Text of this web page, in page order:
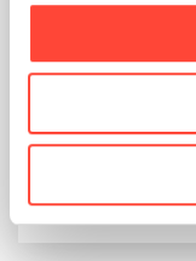
Skillbedarf
praktische